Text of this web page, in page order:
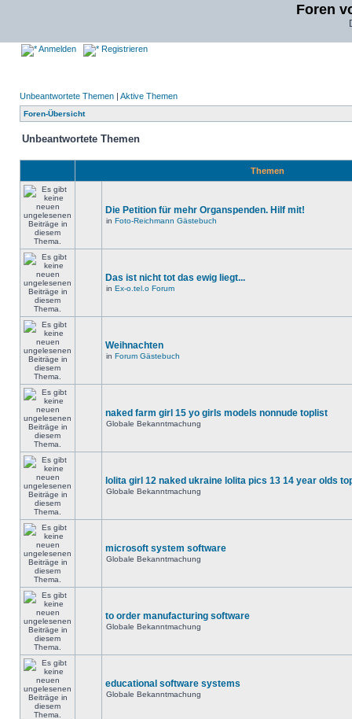
Foren
Anmelden Registrieren
Unbeantwortete Themen | Aktive Themen
Foren-Übersicht
Unbeantwortete Themen
Themen
Die Petition für mehr Organspenden. Hilf mit!
in Foto-Reichmann Gästebuch
Das ist nicht tot das ewig liegt...
in Ex-o.tel.o Forum
Weihnachten
in Forum Gästebuch
naked farm girl 15 yo girls models nonnude toplist
Globale Bekanntmachung
lolita girl 12 naked ukraine lolita pics 13 14 year olds
Globale Bekanntmachung
microsoft system software
Globale Bekanntmachung
to order manufacturing software
Globale Bekanntmachung
educational software systems
Globale Bekanntmachung